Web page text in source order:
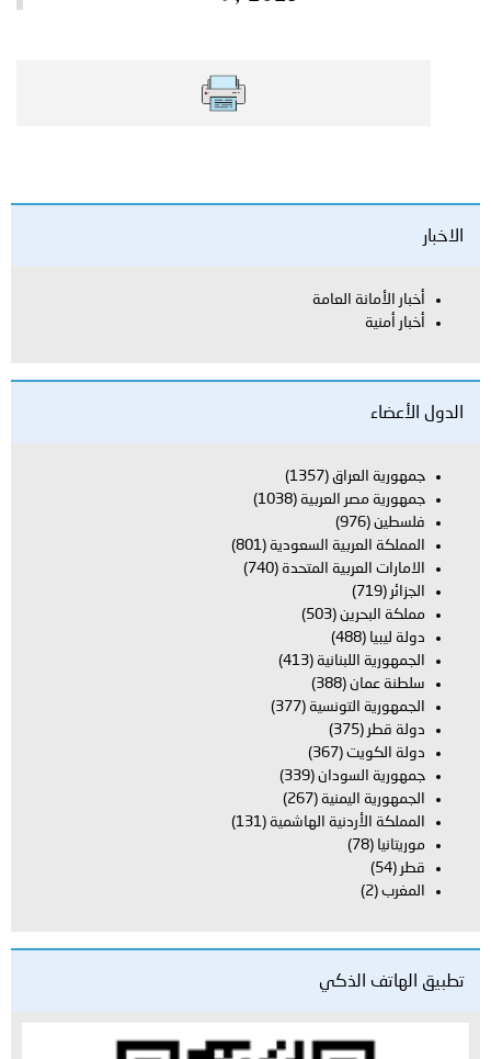
الاخبار
أخبار الأمانة العامة
أخبار أمنية
الدول الأعضاء
جمهورية العراق (1357)
جمهورية مصر العربية (1038)
فلسطين (976)
المملكة العربية السعودية (801)
الامارات العربية المتحدة (740)
الجزائر (719)
مملكة البحرين (503)
دولة ليبيا (488)
الجمهورية اللبنانية (413)
سلطنة عمان (388)
الجمهورية التونسية (377)
دولة قطر (375)
دولة الكويت (367)
جمهورية السودان (339)
الجمهورية اليمنية (267)
المملكة الأردنية الهاشمية (131)
موريتانيا (78)
قطر (54)
المغرب (2)
تطبيق الهاتف الذكي